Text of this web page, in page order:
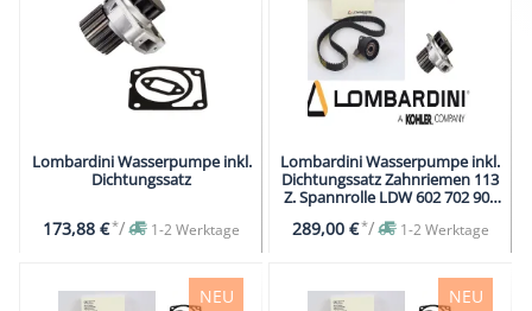
Lombardini Wasserpumpe inkl.
Dichtungssatz
173,88 €*/ 1-2 Werktage
Lombardini Wasserpumpe inkl.
Dichtungssatz Zahnriemen 113
Z. Spannrolle LDW 602 702 903
289,00 €*/ 1-2 Werktage
NEU NEU